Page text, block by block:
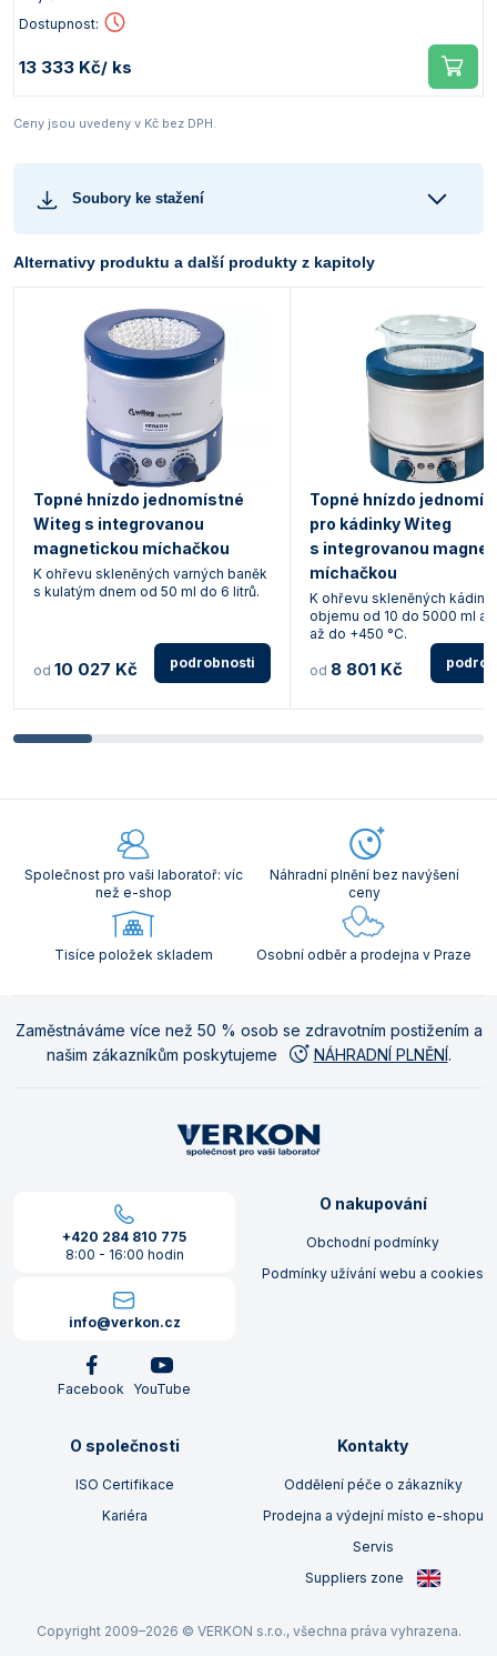
Dostupnost:
13 333 Kč/ ks
Ceny jsou uvedeny v Kč bez DPH.
Soubory ke stažení
Alternativy produktu a další produkty z kapitoly
Topné hnízdo jednomístné
Witeg s integrovanou
magnetickou míchačkou
K ohřevu skleněných varných baněk
s kulatým dnem od 50 ml do 6 litrů.
od 10 027 Kč podrobnosti
Topné hnízdo
pro kádinky Witeg
s integrovanou
míchačkou
K ohřevu skleněných
objemu od 10 do 5000 ml a
až do +450 °C.
od 8 801 Kč
Společnost pro vaši laboratoř: víc
než e-shop
Náhradní plnění bez navýšení
ceny
Tisíce položek skladem Osobní odběr a prodejna v Praze
Zaměstnáváme více než 50 % osob se zdravotním postižením a
našim zákazníkům poskytujeme
NÁHRADNÍ PLNĚNÍ.
+420 284 810 775
8:00 - 16:00 hodin
info@verkon.cz
Facebook YouTube
O nakupování
Obchodní podmínky
Podmínky užívání webu a cookies
O společnosti
ISO Certifikace
Kariéra
Kontakty
Oddělení péče o zákazníky
Prodejna a výdejní místo e-shopu
Servis
Suppliers zone
Copyright 2009–2026 © VERKON s.r.o., všechna práva vyhrazena.